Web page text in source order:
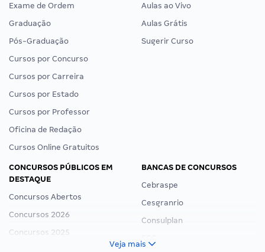
Exame de Ordem
Graduação
Pós-Graduação
Cursos por Concurso
Cursos por Carreira
Cursos por Estado
Cursos por Professor
Oficina de Redação
Cursos Online Gratuitos
Aulas ao Vivo
Aulas Grátis
Sugerir Curso
CONCURSOS PÚBLICOS EM
DESTAQUE
Concursos Abertos
Concursos 2026
Concursos 2025
BANCAS DE CONCURSOS
Cebraspe
Cesgranrio
Consulplan
Veja mais